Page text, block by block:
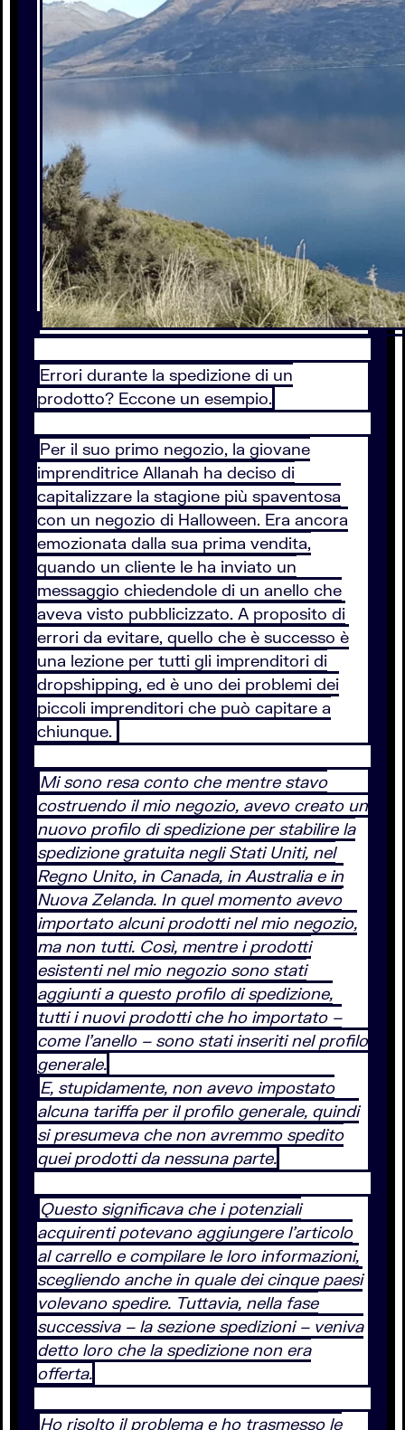
Errori durante la spedizione di un
prodotto? Eccone un esempio.
Per il suo primo negozio, la giovane
imprenditrice Allanah ha deciso di
capitalizzare la stagione più spaventosa
con un negozio di Halloween. Era ancora
emozionata dalla sua prima vendita,
quando un cliente le ha inviato un
messaggio chiedendole di un anello che
aveva visto pubblicizzato. A proposito di
errori da evitare, quello che è successo è
una lezione per tutti gli imprenditori di
dropshipping, ed è uno dei problemi dei
piccoli imprenditori che può capitare a
chiunque.
Mi sono resa conto che mentre stavo
costruendo il mio negozio, avevo creato un
nuovo profilo di spedizione per stabilire la
spedizione gratuita negli Stati Uniti, nel
Regno Unito, in Canada, in Australia e in
Nuova Zelanda. In quel momento avevo
importato alcuni prodotti nel mio negozio,
ma non tutti. Così, mentre i prodotti
esistenti nel mio negozio sono stati
aggiunti a questo profilo di spedizione,
tutti i nuovi prodotti che ho importato –
come l’anello – sono stati inseriti nel profilo
generale.
E, stupidamente, non avevo impostato
alcuna tariffa per il profilo generale, quindi
si presumeva che non avremmo spedito
quei prodotti da nessuna parte.
Questo significava che i potenziali
acquirenti potevano aggiungere l’articolo
al carrello e compilare le loro informazioni,
scegliendo anche in quale dei cinque paesi
volevano spedire. Tuttavia, nella fase
successiva – la sezione spedizioni – veniva
detto loro che la spedizione non era
offerta.
Ho risolto il problema e ho trasmesso le